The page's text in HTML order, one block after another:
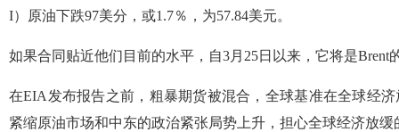
I）原油下跌97美分，或1.7％，为57.84美元。
如果合同贴近他们目前的水平，自3月25日以来，它将是Brent
在EIA发布报告之前，粗暴期货被混合，全球基准在全球经
紧缩原油市场和中东的政治紧张局势上升，担心全球经济放缓